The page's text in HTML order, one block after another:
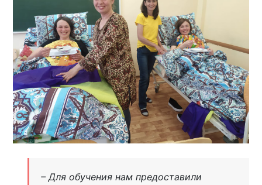
– Для обучения нам предоставили